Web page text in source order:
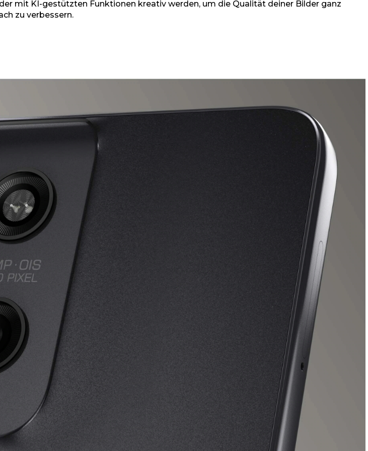
mit KI-gestützten Funktionen kreativ werden, um die Qualität deiner Bilder ganz
zu verbessern.